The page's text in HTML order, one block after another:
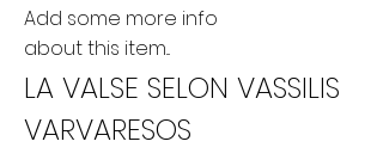
Add some more info
about this item...
LA VALSE SELON VASSILIS
VARVARESOS